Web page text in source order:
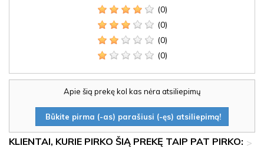
(0)
(0)
(0)
(0)
Apie šią prekę kol kas nėra atsiliepimų
Būkite pirma (-as) parašiusi (-ęs) atsiliepimą!
KLIENTAI, KURIE PIRKO ŠIĄ PREKĘ TAIP PAT PIRKO: >